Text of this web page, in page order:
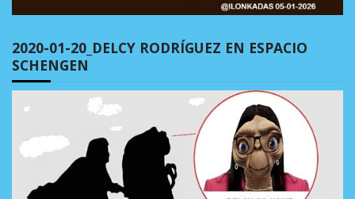
2020-01-20_DELCY RODRÍGUEZ EN ESPACIO
SCHENGEN